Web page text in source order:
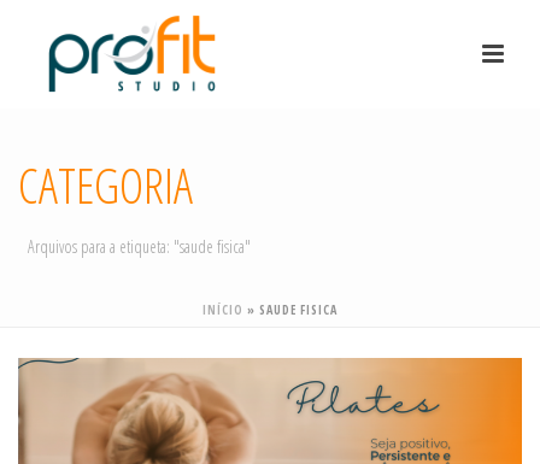
CATEGORIA
Arquivos para a etiqueta: "saude fisica"
INÍCIO » SAUDE FISICA